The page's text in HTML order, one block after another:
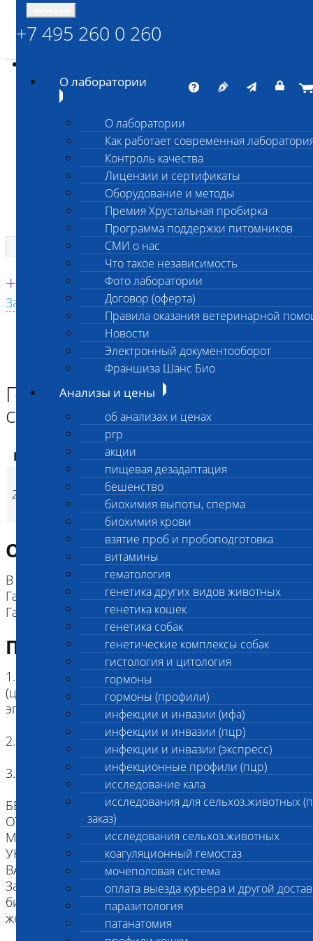
ШАНС БИО
Независимая ветеринарная лаборатория
Единая круглосуточная справочная
+7 495 260 0 260
Заказать звонок с сайта
+7 495 260 0 260
О лаборатории
О лаборатории
Как работает современная
Контроль качества
Лицензии и сертификаты
Оборудование и методы
Премия Хрустальная пробирка
Программа поддержки питомников
СМИ о нас
Что такое независимость
Фото лаборатории
Договор (оферта)
Правила оказания ветеринарной
Новости
Электронный документооборот
Франшиза Шанс Био
Анализы и цены
об анализах и ценах
prp
акции
пищевая дезадаптация
бешенство
биохимия выпоты, сперма
биохимия крови
взятие проб и пробоподготовка
витамины
гематология
генетика других видов животных
генетика кошек
генетика собак
генетические комплексы собак
гистология и цитология
гормоны
гормоны (профили)
инфекции и инвазии (ифа)
инфекции и инвазии (пцр)
инфекции и инвазии (экспресс)
инфекционные профили (пцр)
исследование кала
исследования для сельхоз.животных
заказ)
исследования сельхоз.животных
коагуляционный гемостаз
мочеполовая система
оплата выезда курьера и другой
паразитология
патанатомия
Главная страница
Анализы и цены
ГЕНЕТИЧЕСКИЕ КОМПЛЕКСЫ СОБАК
Генетический комплекс для сиба-ину
Генетический комплекс для
сиба-ину
Код Наименование услуг Цена, руб.
2770
Генетический
комплекс для сиба-
ину
6 300p (Время
Описание исследования
В составе комплекса:
Ганглиозидоз GM1,
Ганглиозидоз GM2
Подготовка к исследованию
1. Кровь (2 мл) в пробирке с антикоагулянтом.
(цитрат натрия, К3ЭДТА, К2ЭДТА) , буккальный
эпителий
2. Копия родословной
3. Наличие клейма или чипа
БЕЗ ИДЕНТИФИКАЦИИ, МЫ НЕ НЕСЕМ
ОТВЕТСТВЕННОСТИ, ЧТО ПРИСЛАННЫЙ
МАТЕРИАЛ ПРИНАДЛЕЖИТ ЖИВОТНОМУ
УКАЗАННОМУ В НАПРАВЛЕНИИ.
ВАЖНО для взятия буккального эпителия:
За два часа до проведения процедуры взятия
биоматериала животное следует не кормить,
желательна изоляция от других животных.